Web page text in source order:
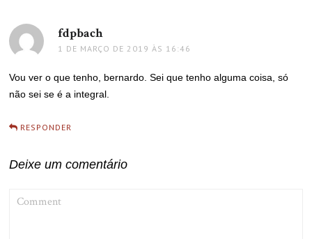
fdpbachdisse:
1 DE MARÇO DE 2019 ÀS 16:46
Vou ver o que tenho, bernardo. Sei que tenho alguma coisa, só
não sei se é a integral.
RESPONDER
Deixe um comentário